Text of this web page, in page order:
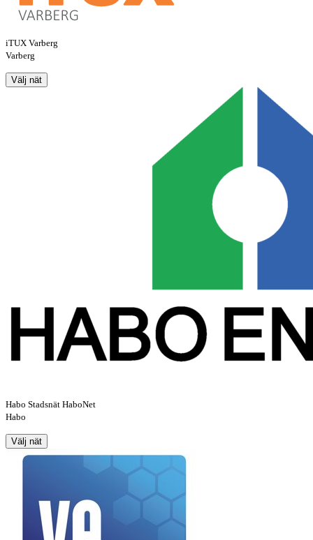
iTUX Varberg
Varberg
Välj nät
Habo Stadsnät HaboNet
Habo
Välj nät